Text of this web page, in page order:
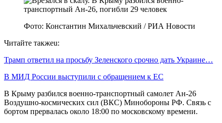
Фото: Константин Михальчевский / РИА Новости
Читайте такжеu:
Трамп ответил на просьбу Зеленского срочно дать Украине…
В МИД России выступили с обращением к ЕС
В Крыму разбился военно-транспортный самолет Ан-26
Воздушно-космических сил (ВКС) Минобороны РФ. Связь с
бортом прервалась около 18:00 по московскому времени.